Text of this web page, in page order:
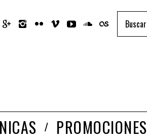
PROMOCIONES